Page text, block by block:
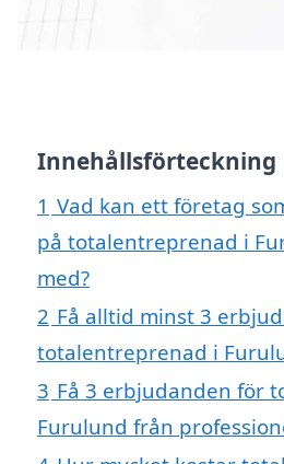
Innehållsförteckning
1 Vad kan ett företag
på totalentreprenad i
med?
2 Få alltid minst 3
totalentreprenad i
3 Få 3 erbjudanden för
Furulund från